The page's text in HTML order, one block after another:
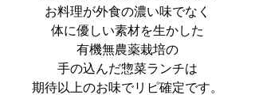
お料理が外食の濃い味でなく
体に優しい素材を生かした
有機無農薬栽培の
手の込んだ惣菜ランチは
期待以上のお味でリピ確定です。